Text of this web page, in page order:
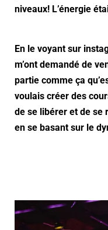
niveaux! L’énergie
En le voyant sur
m’ont demandé de
partie comme ça
voulais créer des
de se libérer et de se
en se basant sur le